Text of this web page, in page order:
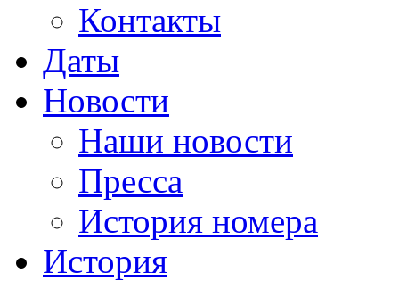
Контакты
Даты
Новости
Наши новости
Пресса
История номера
История